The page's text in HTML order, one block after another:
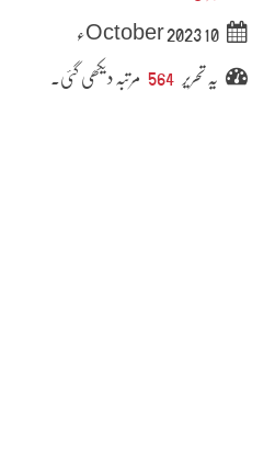
10 October 2023ء
یہ تحریر 564 مرتبہ دیکھی گئی۔